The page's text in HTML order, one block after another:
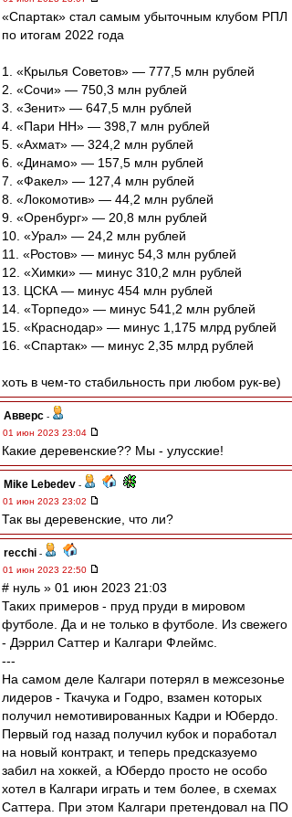
«Спартак» стал самым убыточным клубом РПЛ
по итогам 2022 года
1. «Крылья Советов» — 777,5 млн рублей
2. «Сочи» — 750,3 млн рублей
3. «Зенит» — 647,5 млн рублей
4. «Пари НН» — 398,7 млн рублей
5. «Ахмат» — 324,2 млн рублей
6. «Динамо» — 157,5 млн рублей
7. «Факел» — 127,4 млн рублей
8. «Локомотив» — 44,2 млн рублей
9. «Оренбург» — 20,8 млн рублей
10. «Урал» — 24,2 млн рублей
11. «Ростов» — минус 54,3 млн рублей
12. «Химки» — минус 310,2 млн рублей
13. ЦСКА — минус 454 млн рублей
14. «Торпедо» — минус 541,2 млн рублей
15. «Краснодар» — минус 1,175 млрд рублей
16. «Спартак» — минус 2,35 млрд рублей
хоть в чем-то стабильность при любом рук-ве)
Авверс -
01 июн 2023 23:04
Какие деревенские?? Мы - улусские!
Mike Lebedev -
01 июн 2023 23:02
Так вы деревенские, что ли?
recchi -
01 июн 2023 22:50
# нуль » 01 июн 2023 21:03
Таких примеров - пруд пруди в мировом
футболе. Да и не только в футболе. Из свежего
- Дэррил Саттер и Калгари Флеймс.
---
На самом деле Калгари потерял в межсезонье
лидеров - Ткачука и Годро, взамен которых
получил немотивированных Кадри и Юбердо.
Первый год назад получил кубок и поработал
на новый контракт, и теперь предсказуемо
забил на хоккей, а Юбердо просто не особо
хотел в Калгари играть и тем более, в схемах
Саттера. При этом Калгари претендовал на ПО